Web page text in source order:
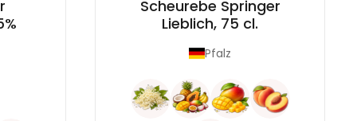
Scheurebe Springer
Lieblich, 75 cl.
Pfalz